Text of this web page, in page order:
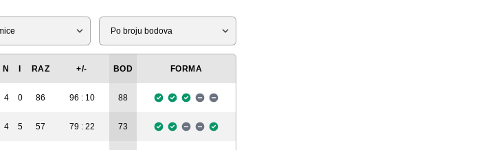
Liga
N RAZ +/- BOD FORMA
4 0 86 96 : 10 88
4 5 57 79 : 22 73